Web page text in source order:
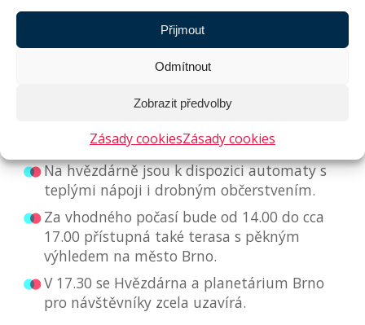
Přijmout
Odmítnout
Zobrazit předvolby
Zásady cookiesZásady cookies
Pokladna a celá Hvězdárna a planetárium
Brno se 1. ledna 2017 otevírá ve 13.15.
V naší šatně vám rádi a zdarma uschováme
nejen oblečení, ale i kočárky nebo sáňky.
Sál digitária má kapacitu 189 míst.
Na hvězdárně jsou k dispozici automaty s
teplými nápoji i drobným občerstvením.
Za vhodného počasí bude od 14.00 do cca
17.00 přístupná také terasa s pěkným
výhledem na město Brno.
V 17.30 se Hvězdárna a planetárium Brno
pro návštěvníky zcela uzavírá.